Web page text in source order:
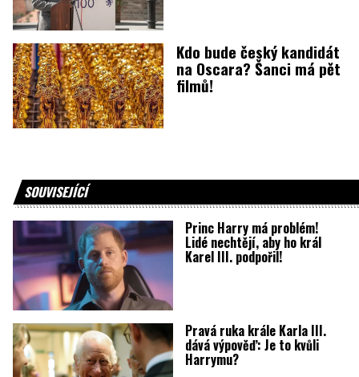
Kdo bude český kandidát
na Oscara? Šanci má pět
filmů!
SOUVISEJÍCÍ
Princ Harry má problém!
Lidé nechtějí, aby ho král
Karel III. podpořil!
Pravá ruka krále Karla III.
dává výpověď: Je to kvůli
Harrymu?